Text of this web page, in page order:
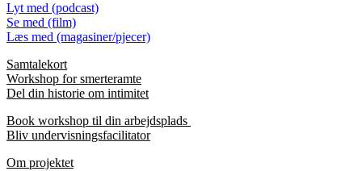
Lyt med (podcast)
Se med (film)
Læs med (magasiner/pjecer)
Samtalekort
Workshop for smerteramte
Del din historie om intimitet
Book workshop til din arbejdsplads
Bliv undervisningsfacilitator
Om projektet